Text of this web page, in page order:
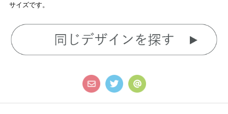
サイズです。